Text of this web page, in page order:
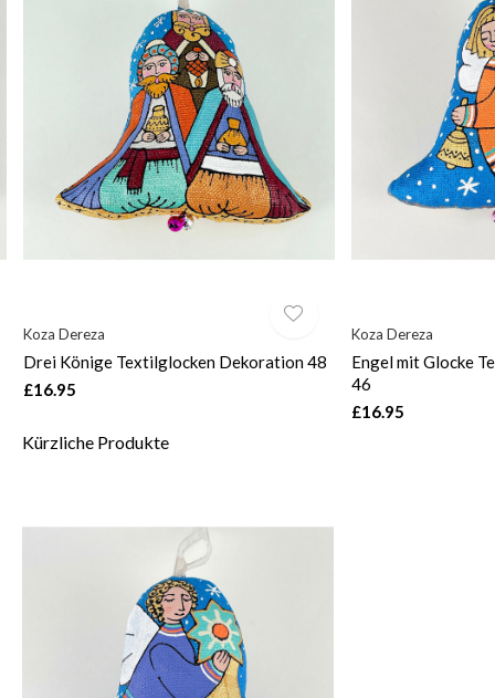
Koza Dereza
Drei Könige Textilglocken Dekoration 48
£16.95
Koza Dereza
Engel mit Glocke
46
£16.95
Kürzliche Produkte